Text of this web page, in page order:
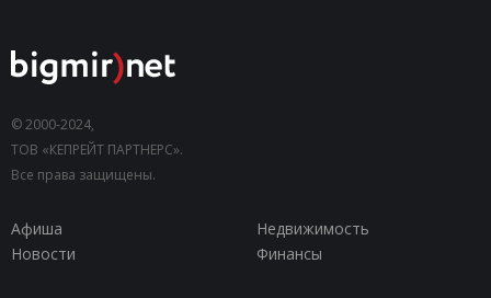
© 2000-2024,
ТОВ «КЕПРЕЙТ ПАРТНЕРС».
Все права защищены.
Афиша
Недвижимость
Новости
Финансы